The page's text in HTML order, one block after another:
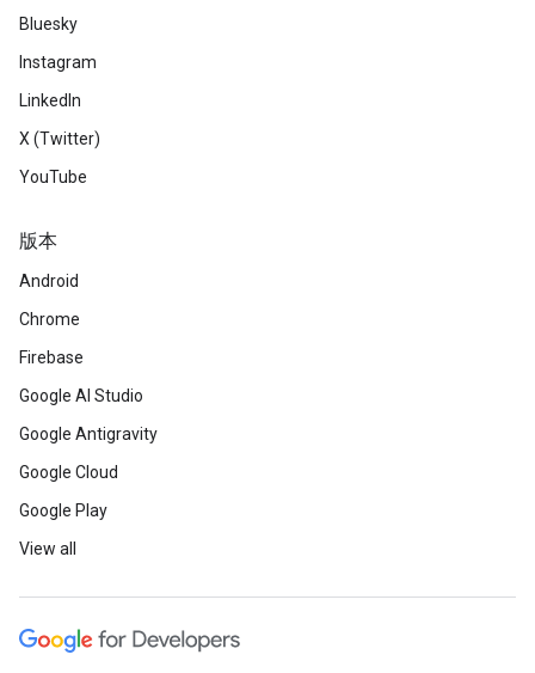
Bluesky
Instagram
LinkedIn
X (Twitter)
YouTube
版本
Android
Chrome
Firebase
Google AI Studio
Google Antigravity
Google Cloud
Google Play
View all